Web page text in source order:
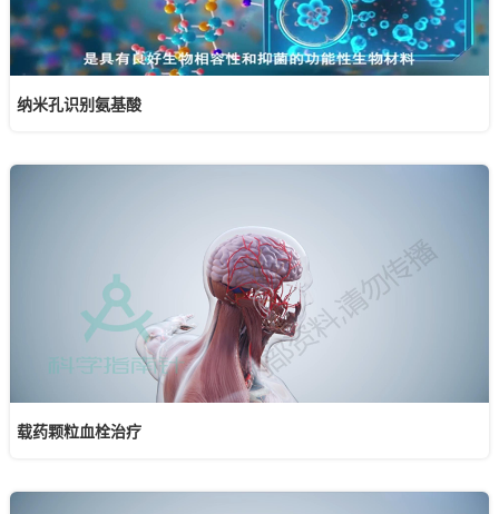
纳米孔识别氨基酸
载药颗粒血栓治疗